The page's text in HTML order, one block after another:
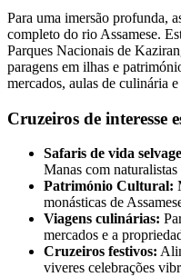
Para uma imersão profunda,
completo do rio Assamese.
Parques Nacionais de
paragens em ilhas e
mercados, aulas de culinária
Cruzeiros de interesse
Safaris de vida
Manas com naturalistas
Património Cultural:
monásticas de
Viagens culinárias:
mercados e a
Cruzeiros festivos:
viveres celebrações